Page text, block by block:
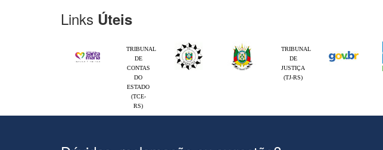
Links Úteis
TRIBUNAL
DE
CONTAS
DO
ESTADO
(TCE-
RS)
TRIBUNAL
DE
JUSTIÇA
(TJ-RS)